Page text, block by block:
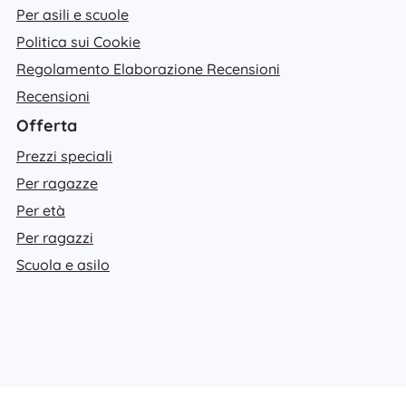
Per asili e scuole
Politica sui Cookie
Regolamento Elaborazione Recensioni
Recensioni
Offerta
Prezzi speciali
Per ragazze
Per età
Per ragazzi
Scuola e asilo